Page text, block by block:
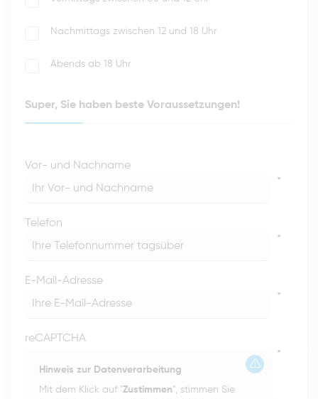
Nachmittags zwischen 12 und 18 Uhr
Abends ab 18 Uhr
Super, Sie haben beste Voraussetzungen!
Vor- und Nachname
*
Telefon
*
E-Mail-Adresse
*
reCAPTCHA
Hinweis zur Datenverarbeitung
Mit dem Klick auf "Zustimmen", stimmen Sie
*